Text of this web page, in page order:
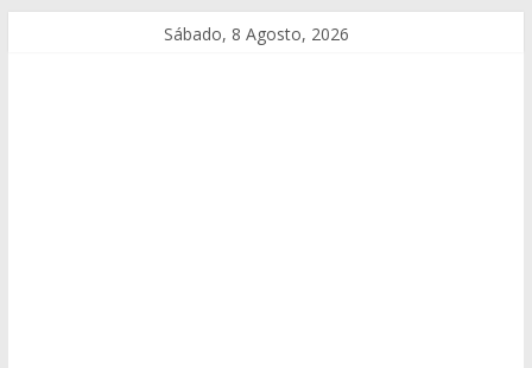
Sábado, 8 Agosto, 2026